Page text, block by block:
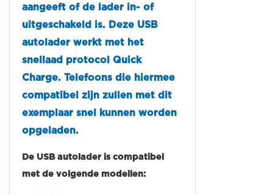
aangeeft of de lader in- of
uitgeschakeld is. Deze USB
autolader werkt met het
snellaad protocol Quick
Charge. Telefoons die hiermee
compatibel zijn zullen met dit
exemplaar snel kunnen worden
opgeladen.
De USB autolader is compatibel
met de volgende modellen: